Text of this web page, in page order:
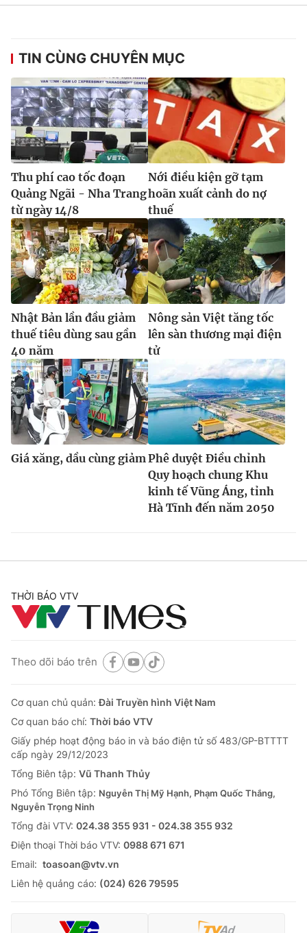
TIN CÙNG CHUYÊN MỤC
Thu phí cao tốc đoạn
Quảng Ngãi - Nha Trang
từ ngày 14/8
Nới điều kiện gỡ tạm
hoãn xuất cảnh do nợ
thuế
Nhật Bản lần đầu giảm
thuế tiêu dùng sau gần
40 năm
Nông sản Việt tăng tốc
lên sàn thương mại điện
tử
Giá xăng, dầu cùng giảm Phê duyệt Điều chỉnh
Quy hoạch chung Khu
kinh tế Vũng Áng, tỉnh
Hà Tĩnh đến năm 2050
THỜI BÁO VTV
Theo dõi báo trên
Cơ quan chủ quản:Đài Truyền hình Việt Nam
Cơ quan báo chí: Thời báo VTV
Giấy phép hoạt động báo in và báo điện tử số 483/GP-BTTTT
cấp ngày 29/12/2023
Tổng Biên tập: Vũ Thanh Thủy
Phó Tổng Biên tập: Nguyễn Thị Mỹ Hạnh, Phạm Quốc Thắng,
Nguyễn Trọng Ninh
Tổng đài VTV: 024.38 355 931 - 024.38 355 932
Ðiện thoại Thời báo VTV: 0988 671 671
Email: toasoan@vtv.vn
Liên hệ quảng cáo: (024) 626 79595